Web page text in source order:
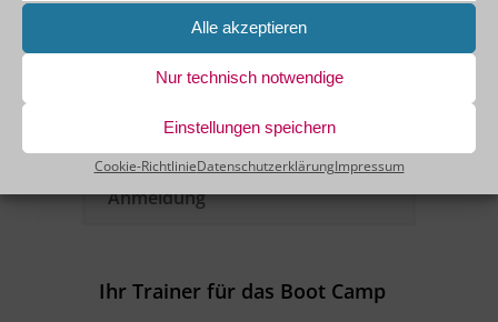
Alle akzeptieren
Nur technisch notwendige
Einstellungen speichern
Cookie-RichtlinieDatenschutzerklärungImpressum
Zielgruppe
Kosten & Dauer
Anmeldung
Ihr Trainer für das Boot Camp